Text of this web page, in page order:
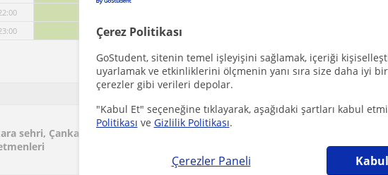
Çerez Politikası
GoStudent, sitenin temel işleyişini sağlamak, içeriği
uyarlamak ve etkinliklerini ölçmenin yanı sıra size daha iyi
çerezler gibi verileri depolar.
"Kabul Et" seçeneğine tıklayarak, aşağıdaki şartları kabul
Politikası ve Gizlilik Politikası.
Çerezler Paneli
sehri, Çankaya (Ankara), Mamak bölgesinde ilginizi çekebilecek diğer Piyano